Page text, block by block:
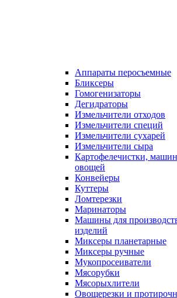
Аппараты перосъемные
Бликсеры
Гомогенизаторы
Дегидраторы
Измельчители отходов
Измельчители специй
Измельчители сухарей
Измельчители сыра
Картофелечистки,
овощей
Конвейеры
Куттеры
Ломтерезки
Маринаторы
Машины для
изделий
Миксеры планетарные
Миксеры ручные
Мукопросеиватели
Мясорубки
Мясорыхлители
Овощерезки и